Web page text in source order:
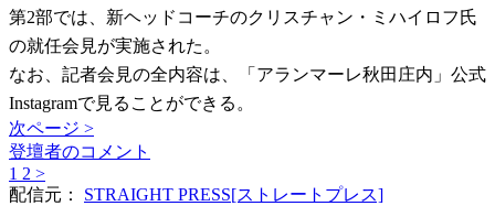
第2部では、新ヘッドコーチのクリスチャン・ミハイロフ氏
の就任会見が実施された。
なお、記者会見の全内容は、「アランマーレ秋田庄内」公式
Instagramで見ることができる。
次ページ >
登壇者のコメント
1 2 >
配信元： STRAIGHT PRESS[ストレートプレス]